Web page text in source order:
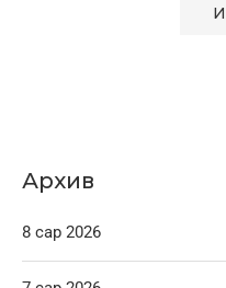
Архив
8 сар 2026